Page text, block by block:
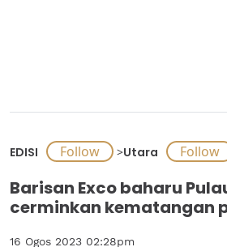
EDISI >Utara
Barisan Exco baharu
cerminkan kematangan
16 Ogos 2023 02:28pm